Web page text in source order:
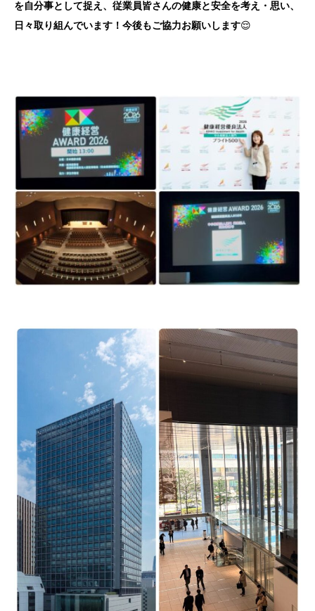
を自分事として捉え、従業員皆さんの健康と安全を考え・思い、
日々取り組んでいます！今後もご協力お願いします😌